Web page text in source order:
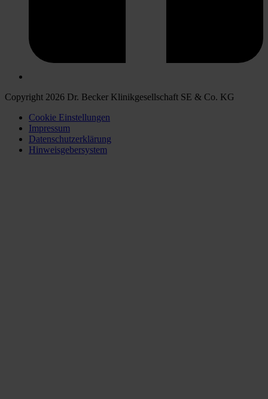
Copyright 2026 Dr. Becker Klinikgesellschaft SE & Co. KG
Cookie Einstellungen
Impressum
Datenschutzerklärung
Hinweisgebersystem